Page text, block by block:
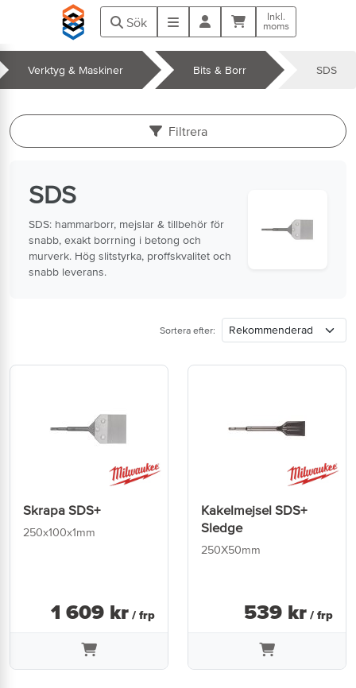
Hoppa till huvudinnehåll
Sök Meny Kundvagn
Inkl.
moms
Verktyg & Maskiner Bits & Borr SDS
Filtrera
SDS
SDS: hammarborr, mejslar & tillbehör för
snabb, exakt borrning i betong och
murverk. Hög slitstyrka, proffskvalitet och
snabb leverans.
Sortera efter:
Skrapa SDS+
250x100x1mm
1 609 kr / frp
Kakelmejsel SDS+
Sledge
250X50mm
539 kr / frp